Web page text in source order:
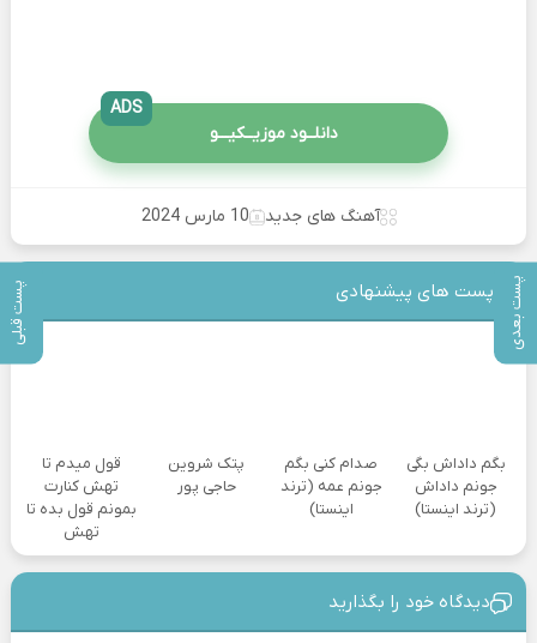
پست بعدی پست قبلی
دانلــود موزیــکیـــو
ADS
آهنگ های جدید 10 مارس 2024
پست های پیشنهادی
بگم داداش بگی
جونم داداش
(ترند اینستا)
صدام کنی بگم
جونم عمه (ترند
اینستا)
پتک شروین
حاجی پور
قول میدم تا
تهش کنارت
بمونم قول بده تا
تهش
دیدگاه خود را بگذارید